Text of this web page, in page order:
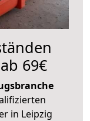
69€
in Leipzig